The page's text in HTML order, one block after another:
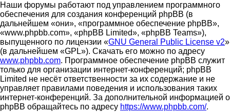
Наши форумы работают под управлением программного
обеспечения для создания конференций phpBB (в
дальнейшем «они», «программное обеспечение phpBB»,
«www.phpbb.com», «phpBB Limited», «phpBB Teams»),
выпущенного по лицензии «GNU General Public License v2»
(в дальнейшем «GPL»). Скачать его можно по адресу
www.phpbb.com. Программное обеспечение phpBB служит
только для организации интернет-конференций; phpBB
Limited не несёт ответственности за их содержание и не
управляет правилами поведения и использования таких
интернет-конференций. За дополнительной информацией о
phpBB обращайтесь по адресу https://www.phpbb.com/.